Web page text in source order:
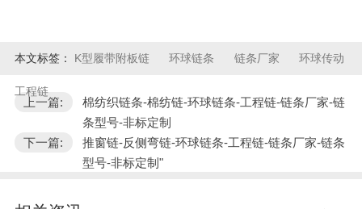
本文标签： K型履带附板链 环球链条 链条厂家 环球传动
工程链
上一篇:
棉纺织链条-棉纺链-环球链条-工程链-链条厂家-链
条型号-非标定制
下一篇:
推窗链-反侧弯链-环球链条-工程链-链条厂家-链条
型号-非标定制"